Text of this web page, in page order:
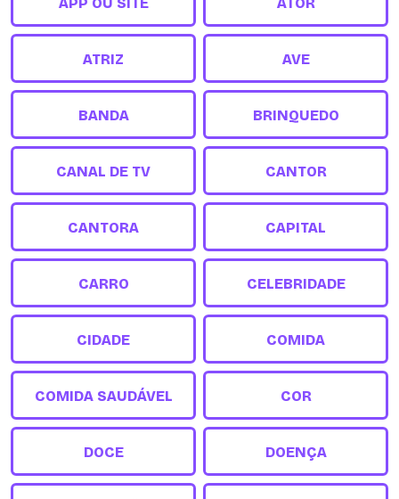
ATRIZ AVE
BANDA BRINQUEDO
CANAL DE TV CANTOR
CANTORA CAPITAL
CARRO CELEBRIDADE
CIDADE COMIDA
COMIDA SAUDÁVEL COR
DOCE DOENÇA